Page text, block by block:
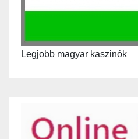
Legjobb magyar kaszinók